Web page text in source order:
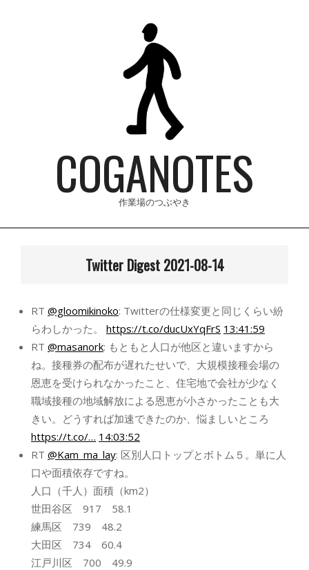
COGANOTES
作業場のつぶやき
Twitter Digest 2021-08-14
RT @gloomikinoko: Twitterの仕様変更と同じくらい紛
らわしかった。 https://t.co/ducUxYqFrS 13:41:59
RT @masanork: もともと人口が他区と違いますから
ね。接種券の配布が遅れたせいで、大規模接種会場の
恩恵を受けられなかったこと、住宅地で会社が少なく
職域接種の地域解放による恩恵が小さかったことも大
きい。どうすれば加速できたのか、悩ましいところ
https://t.co/… 14:03:52
RT @Kam_ma_lay: 区別人口トップとボトム５。単に人
口や面積依存ですね。
人口（千人）面積（km2）
世田谷区 917 58.1
練馬区 739 48.2
大田区 734 60.4
江戸川区 700 49.9